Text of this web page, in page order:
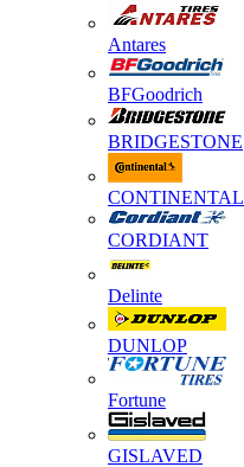
Antares
BFGoodrich
BRIDGESTONE
CONTINENTAL
CORDIANT
Delinte
DUNLOP
Fortune
GISLAVED